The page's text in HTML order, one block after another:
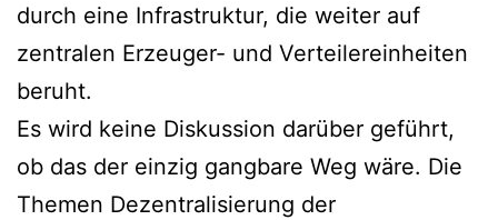
durch eine Infrastruktur, die weiter auf
zentralen Erzeuger- und Verteilereinheiten
beruht.
Es wird keine Diskussion darüber geführt,
ob das der einzig gangbare Weg wäre. Die
Themen Dezentralisierung der